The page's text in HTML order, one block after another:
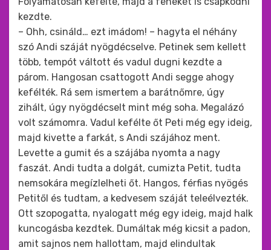
kezdte.
– Ohh, csináld… ezt imádom! – hagyta el néhány
szó Andi száját nyögdécselve. Petinek sem kellett
több, tempót váltott és vadul dugni kezdte a
párom. Hangosan csattogott Andi segge ahogy
kefélték. Rá sem ismertem a barátnőmre, úgy
zihált, úgy nyögdécselt mint még soha. Megalázó
volt számomra. Vadul kefélte őt Peti még egy ideig,
majd kivette a farkát, s Andi szájához ment.
Levette a gumit és a szájába nyomta a nagy
faszát. Andi tudta a dolgát, cumizta Petit, tudta
nemsokára megízlelheti őt. Hangos, férfias nyögés
Petitől és tudtam, a kedvesem száját teleélvezték.
Ott szopogatta, nyalogatt még egy ideig, majd halk
kuncogásba kezdtek. Dumáltak még kicsit a padon,
amit sajnos nem hallottam, majd elindultak